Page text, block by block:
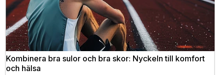
Kombinera bra sulor och bra skor: Nyckeln till komfort
och hälsa